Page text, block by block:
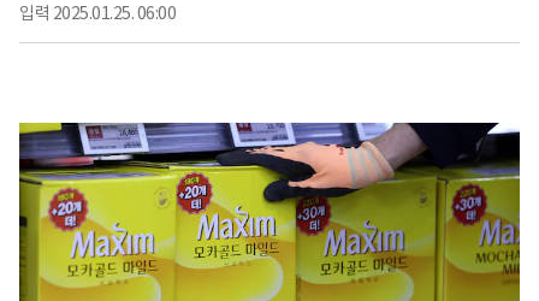
입력 2025.01.25. 06:00